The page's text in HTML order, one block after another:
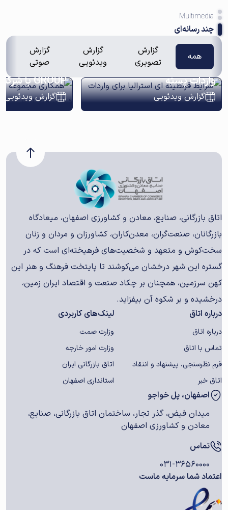
Multimedia
چند رسانه‌ای
همه
گزارش
تصویری
گزارش
ویدئویی
گزارش
صوتی
شرایط قرنطینه ای استرالیا برای
واردات پسته
گزارش ویدئویی
GROUP با شرکت های ایرانی
گزارش ویدئویی
اتاق بازرگانی، صنایع، معادن و کشاورزی اصفهان، میعادگاه
بازرگانان، صنعت‌گران، معدن‌کاران، کشاورزان و مردان و زنان
سخت‌کوش و متعهد و شخصیت‌های فرهیخته‌ای است که در
گستره این شهر درخشان می‌کوشند تا پایتخت فرهنگ و هنر این
کهن سرزمین، همچنان بر چکاد صنعت و اقتصاد ایران زمین،
درخشیده و بر شکوه آن بیفزاید.
درباره اتاق
درباره اتاق
تماس با اتاق
فرم نظرسنجی، پیشنهاد و انتقاد
اتاق خبر
لینک‌های کاربردی
وزارت صمت
وزارت امور خارجه
اتاق بازرگانی ایران
استانداری اصفهان
اصفهان، پل خواجو
میدان فیض، گذر تجار، ساختمان اتاق بازرگانی، صنایع،
معادن و کشاورزی اصفهان
تماس
۰۳۱-۳۶۵۶۰۰۰۰
اعتماد شما سرمایه ماست